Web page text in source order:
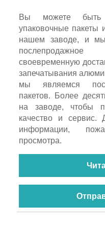
Вы можете быть
упаковочные пакеты
нашем заводе, и
своевременную
запечатывания
мы являемся
пакетов. Более
на заводе, чтобы
качество и сервис.
информации,
просмотра.